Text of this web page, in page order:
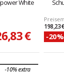
White
€
198,23
-20%
-10% extra